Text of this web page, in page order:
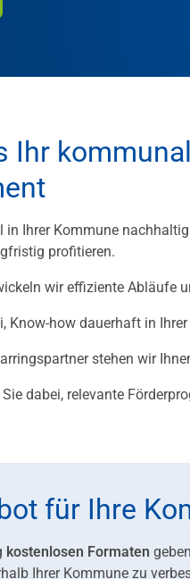
Ihr
in Ihrer Kommune
profitieren.
wir effiziente Abläufe
Know-how dauerhaft in
stehen wir
dabei, relevante
für Ihre
kostenlosen Formaten
Ihrer Kommune zu